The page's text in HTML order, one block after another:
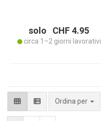
solo CHF 4.95
circa 1–2 giorni lavorativi
Ordina per